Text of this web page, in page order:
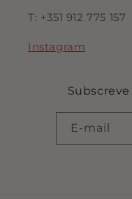
T: +351 912 775 157
Instagram
E-mail